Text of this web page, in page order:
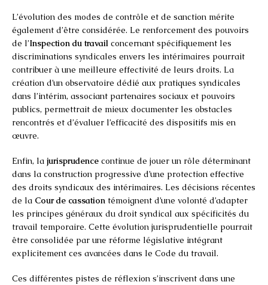
L’évolution des modes de contrôle et de sanction mérite
également d’être considérée. Le renforcement des pouvoirs
de l’Inspection du travail concernant spécifiquement les
discriminations syndicales envers les intérimaires pourrait
contribuer à une meilleure effectivité de leurs droits. La
création d’un observatoire dédié aux pratiques syndicales
dans l’intérim, associant partenaires sociaux et pouvoirs
publics, permettrait de mieux documenter les obstacles
rencontrés et d’évaluer l’efficacité des dispositifs mis en
œuvre.
Enfin, la jurisprudence continue de jouer un rôle déterminant
dans la construction progressive d’une protection effective
des droits syndicaux des intérimaires. Les décisions récentes
de la Cour de cassation témoignent d’une volonté d’adapter
les principes généraux du droit syndical aux spécificités du
travail temporaire. Cette évolution jurisprudentielle pourrait
être consolidée par une réforme législative intégrant
explicitement ces avancées dans le Code du travail.
Ces différentes pistes de réflexion s’inscrivent dans une